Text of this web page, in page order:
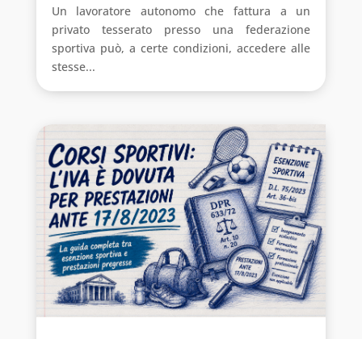
Un lavoratore autonomo che fattura a un
privato tesserato presso una federazione
sportiva può, a certe condizioni, accedere alle
stesse...